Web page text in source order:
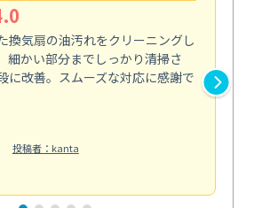
換気扇の油汚れをクリーニングし
細かい部分までしっかり清掃さ
に改善。スムーズな対応に感謝で
投稿者：kanta